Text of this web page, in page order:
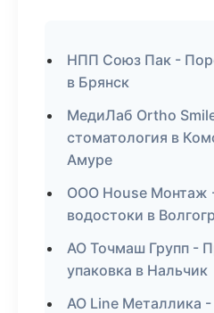
НПП Союз Пак -
в Брянск
МедиЛаб Ortho
стоматология в
Амуре
ООО House Монтаж
водостоки в
АО Точмаш Групп -
упаковка в Нальчик
АО Line Металлика